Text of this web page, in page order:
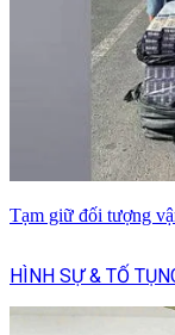
Tạm giữ đối tượng
HÌNH SỰ & TỐ